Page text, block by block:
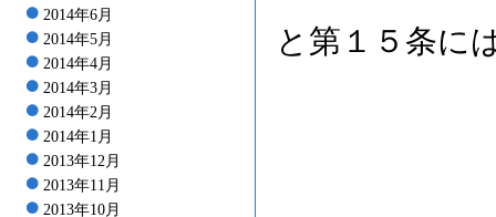
2014年6月
2014年5月
2014年4月
2014年3月
2014年2月
2014年1月
2013年12月
2013年11月
2013年10月
と第１５条に